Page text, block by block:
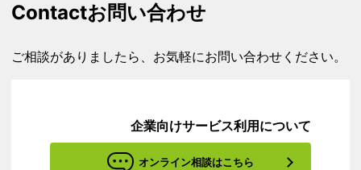
Contactお問い合わせ
ご相談がありましたら、お気軽にお問い合わせください。
企業向けサービス利用について
オンライン相談はこちら